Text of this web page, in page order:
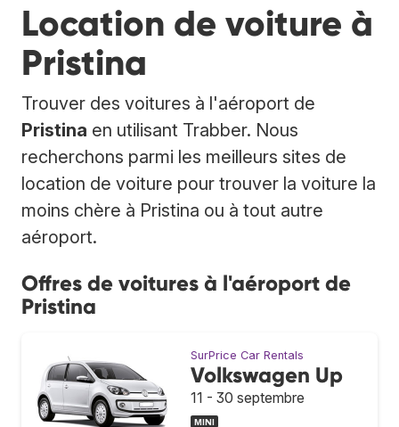
Location de voiture à
Pristina
Trouver des voitures à l'aéroport de
Pristina en utilisant Trabber. Nous
recherchons parmi les meilleurs sites de
location de voiture pour trouver la voiture la
moins chère à Pristina ou à tout autre
aéroport.
Offres de voitures à l'aéroport de
Pristina
SurPrice Car Rentals
Volkswagen Up
11 - 30 septembre
MINI